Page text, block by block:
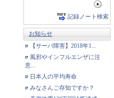
記録ノート検索
お知らせ
【サーバ障害】2018年1...
風邪やインフルエンザに注
意...
日本人の平均寿命
みなさんご存知ですか？